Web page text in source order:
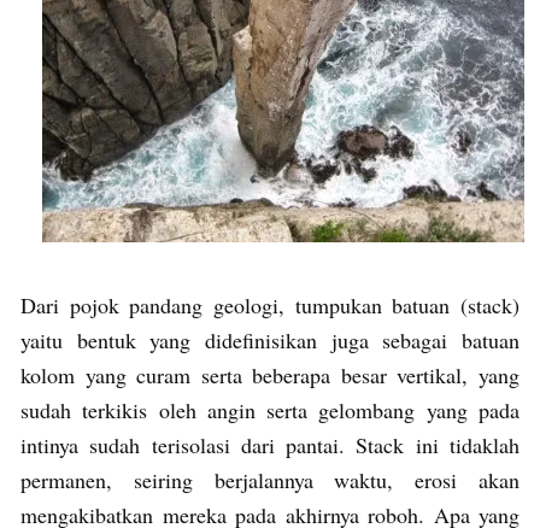
Dari pojok pandang geologi, tumpukan batuan (stack)
yaitu bentuk yang didefinisikan juga sebagai batuan
kolom yang curam serta beberapa besar vertikal, yang
sudah terkikis oleh angin serta gelombang yang pada
intinya sudah terisolasi dari pantai. Stack ini tidaklah
permanen, seiring berjalannya waktu, erosi akan
mengakibatkan mereka pada akhirnya roboh. Apa yang